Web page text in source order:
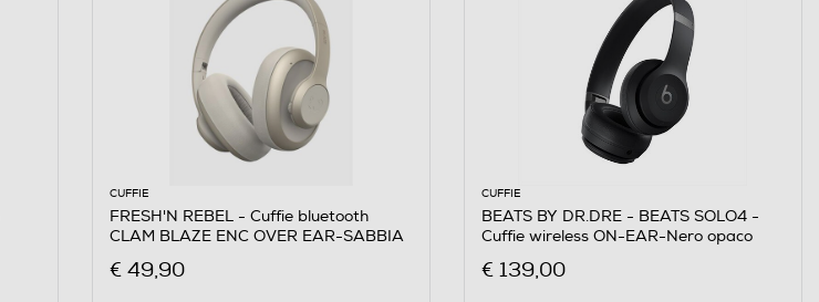
CUFFIE
FRESH'N REBEL - Cuffie bluetooth
CLAM BLAZE ENC OVER EAR-SABBIA
€ 49,90
CUFFIE
BEATS BY DR.DRE - BEATS SOLO4 -
Cuffie wireless ON-EAR-Nero opaco
€ 139,00